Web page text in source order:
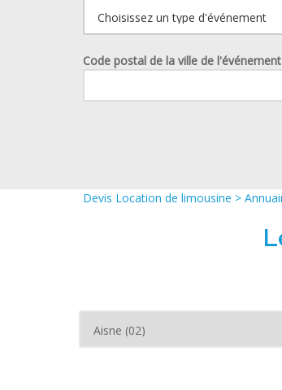
Code postal de la ville de l'événement
Devis Location de limousine >